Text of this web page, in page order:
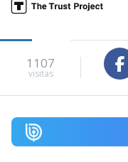
1107
visitas